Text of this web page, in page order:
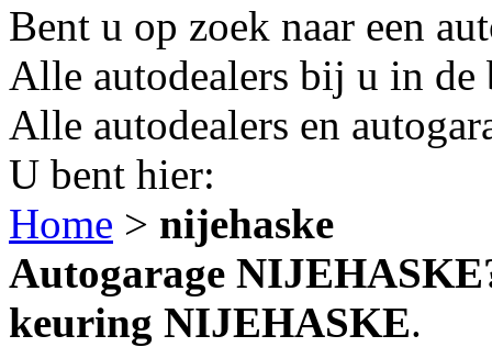
Bent u op zoek naar een
Alle autodealers bij u in
Alle autodealers en
U bent hier:
Home > nijehaske
Autogarage
keuring NIJEHASKE.